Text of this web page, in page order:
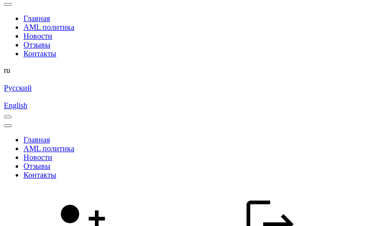
Главная
AML политика
Новости
Отзывы
Контакты
ru
Русский
English
Главная
AML политика
Новости
Отзывы
Контакты